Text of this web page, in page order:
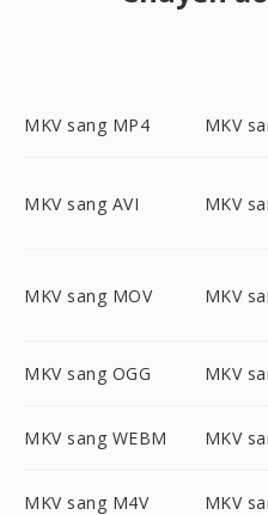
MKV sang MP4 MKV
MKV sang AVI MKV
MKV sang MOV MKV
MKV sang OGG MKV
MKV sang WEBM MKV
MKV sang M4V MKV